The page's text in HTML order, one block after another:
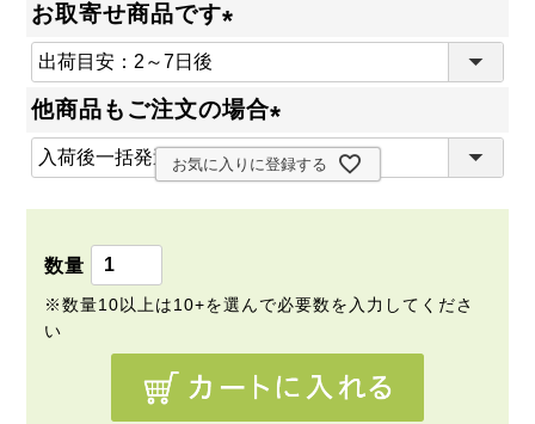
お取寄せ商品です
必
)
他商品もご注文の場合
(
お気に入りに登録する